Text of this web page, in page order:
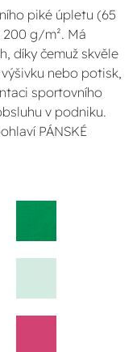
piké úpletu (65
200 g/m². Má
díky čemuž skvěle
nebo potisk,
sportovního
v podniku.
PÁNSKÉ